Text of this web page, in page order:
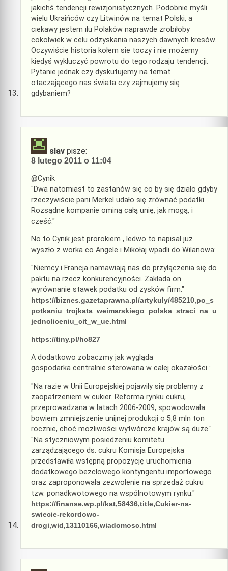
jakichś tendencji rewizjonistycznych. Podobnie myśli
wielu Ukraińców czy Litwinów na temat Polski, a
ciekawy jestem ilu Polaków naprawde zrobiłoby
cokolwiek w celu odzyskania naszych dawnych kresów.
Oczywiście historia kołem sie toczy i nie możemy
kiedyś wykluczyć powrotu do tego rodzaju tendencji.
Pytanie jednak czy dyskutujemy na temat
otaczającego nas świata czy zajmujemy się
gdybaniem?
slav pisze:
8 lutego 2011 o 11:04
@Cynik
"Dwa natomiast to zastanów się co by się działo gdyby
rzeczywiście pani Merkel udało się zrównać podatki.
Rozsądne kompanie ominą całą unię, jak mogą, i
cześć."
No to Cynik jest prorokiem , ledwo to napisał już
wyszło z worka co Angele i Mikołaj wpadli do Wilanowa:
"Niemcy i Francja namawiają nas do przyłączenia się do
paktu na rzecz konkurencyjności. Zakłada on
wyrównanie stawek podatku od zysków firm."
https://biznes.gazetaprawna.pl/artykuly/485210,po_s
potkaniu_trojkata_weimarskiego_polska_straci_na_u
jednoliceniu_cit_w_ue.html
https://tiny.pl/hc827
A dodatkowo zobaczmy jak wygląda
gospodarka centralnie sterowana w całej okazałości :
"Na razie w Unii Europejskiej pojawiły się problemy z
zaopatrzeniem w cukier. Reforma rynku cukru,
przeprowadzana w latach 2006-2009, spowodowała
bowiem zmniejszenie unijnej produkcji o 5,8 mln ton
rocznie, choć możliwości wytwórcze krajów są duże."
"Na styczniowym posiedzeniu komitetu
zarządzającego ds. cukru Komisja Europejska
przedstawiła wstępną propozycję uruchomienia
dodatkowego bezcłowego kontyngentu importowego
oraz zaproponowała zezwolenie na sprzedaż cukru
tzw. ponadkwotowego na wspólnotowym rynku."
https://finanse.wp.pl/kat,58436,title,Cukier-na-
swiecie-rekordowo-
drogi,wid,13110166,wiadomosc.html